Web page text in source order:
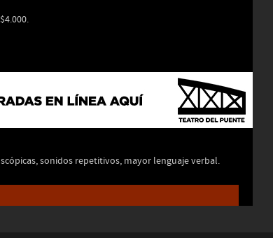
sonidos repetitivos, mayor lenguaje verbal.